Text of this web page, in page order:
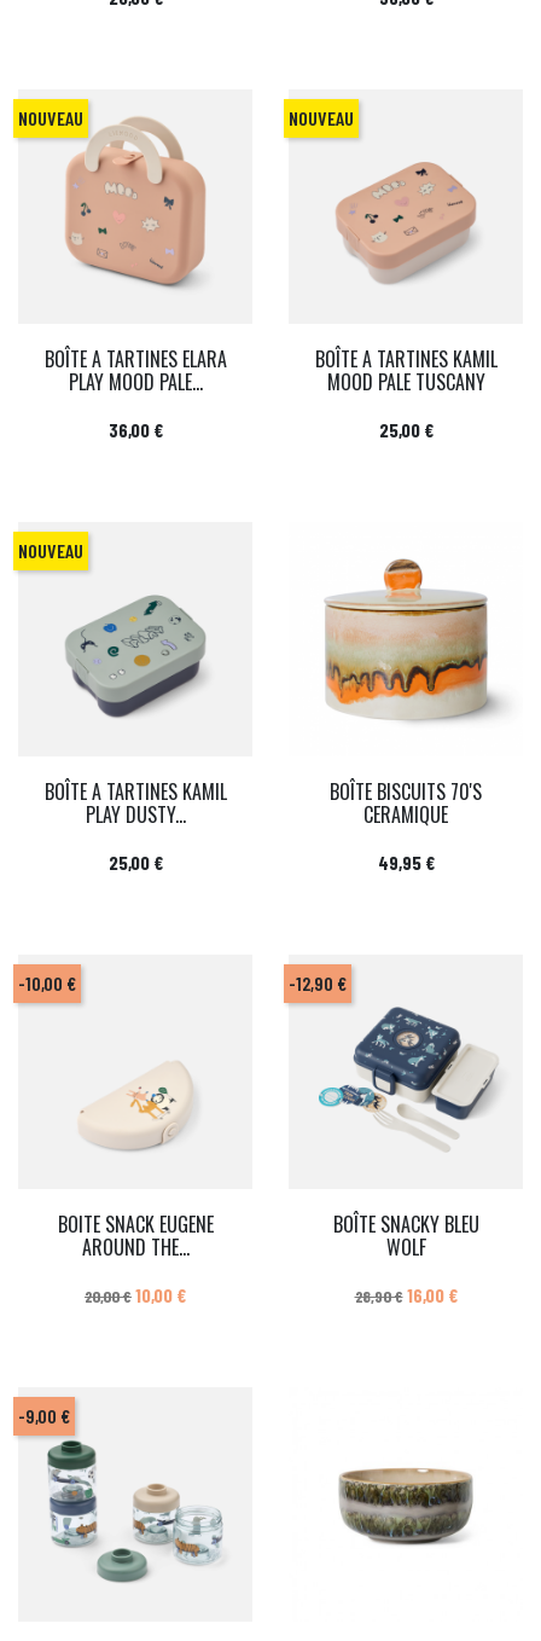
BOÎTE A TARTINES ELARA
PLAY MOOD PALE...
Prix
36,00 €
NOUVEAU
BOÎTE A TARTINES KAMIL
MOOD PALE TUSCANY
Prix
25,00 €
NOUVEAU
BOÎTE A TARTINES KAMIL
PLAY DUSTY...
Prix
25,00 €
NOUVEAU
BOÎTE BISCUITS 70'S
CERAMIQUE
Prix
49,95 €
BOITE SNACK EUGENE
AROUND THE...
Prix de base
20,00 €Prix
10,00 €
-10,00 €
BOÎTE SNACKY BLEU
WOLF
Prix de base
28,90 € Prix
16,00 €
-12,90 €
-9,00 €